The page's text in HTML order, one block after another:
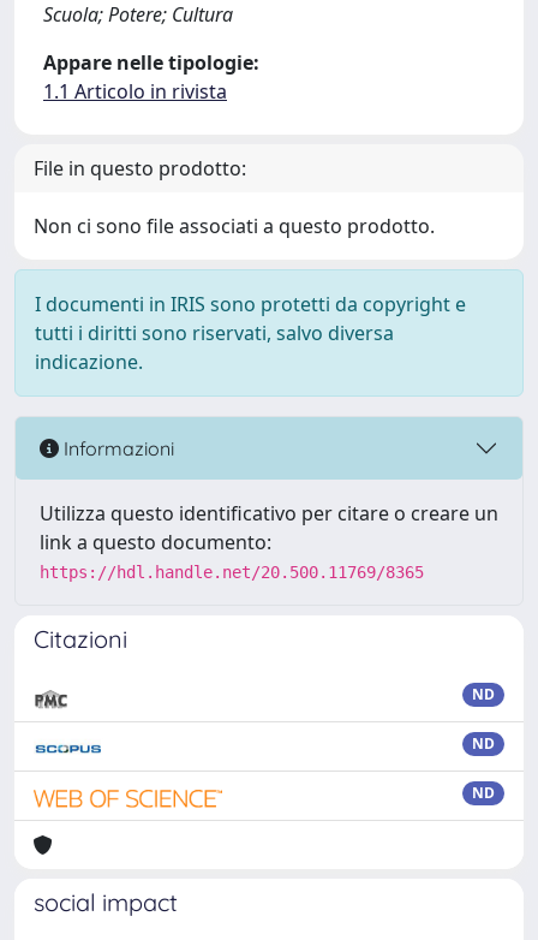
Scuola; Potere; Cultura
Appare nelle tipologie:
1.1 Articolo in rivista
File in questo prodotto:
Non ci sono file associati a questo prodotto.
I documenti in IRIS sono protetti da copyright e
tutti i diritti sono riservati, salvo diversa
indicazione.
Informazioni
Utilizza questo identificativo per citare o creare un
link a questo documento:
https://hdl.handle.net/20.500.11769/8365
Citazioni
ND
ND
ND
social impact